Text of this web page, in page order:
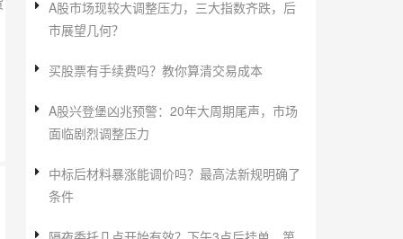
A股市场现较大调整压力，三大指数齐跌，后
市展望几何？
买股票有手续费吗？教你算清交易成本
A股兴登堡凶兆预警：20年大周期尾声，市场
面临剧烈调整压力
中标后材料暴涨能调价吗？最高法新规明确了
条件